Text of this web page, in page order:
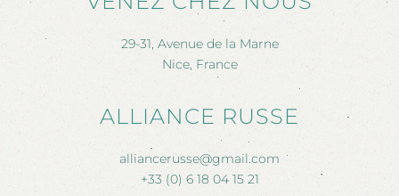
29-31, Avenue de la Marne
Nice, France
ALLIANCE RUSSE
alliancerusse@gmail.com
+33 (0) 6 18 04 15 21